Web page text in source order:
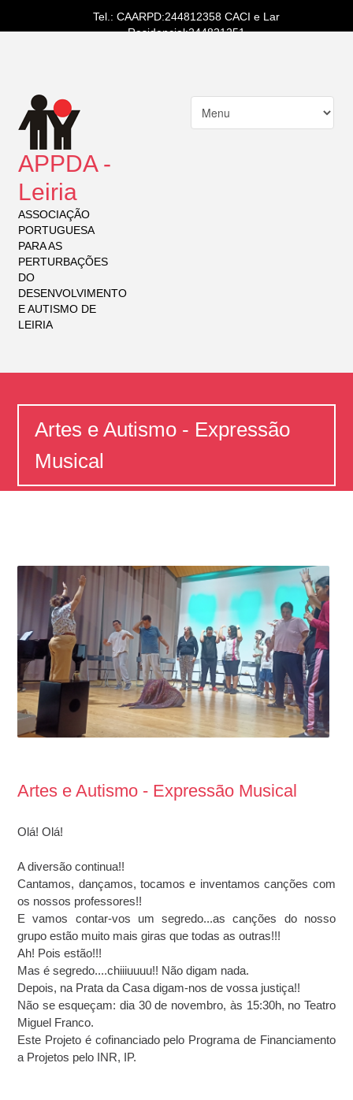
Tel.: CAARPD:244812358 CACI e Lar
Residencial:244821251
APPDA -
Leiria
ASSOCIAÇÃO
PORTUGUESA
PARA AS
PERTURBAÇÕES
DO
DESENVOLVIMENTO
E AUTISMO DE
LEIRIA
Artes e Autismo - Expressão
Musical
Artes e Autismo - Expressão Musical
Olá! Olá!
A diversão continua!!
Cantamos, dançamos, tocamos e inventamos canções com
os nossos professores!!
E vamos contar-vos um segredo...as canções do nosso
grupo estão muito mais giras que todas as outras!!!
Ah! Pois estão!!!
Mas é segredo....chiiiuuuu!! Não digam nada.
Depois, na Prata da Casa digam-nos de vossa justiça!!
Não se esqueçam: dia 30 de novembro, às 15:30h, no Teatro
Miguel Franco.
Este Projeto é cofinanciado pelo Programa de Financiamento
a Projetos pelo INR, IP.